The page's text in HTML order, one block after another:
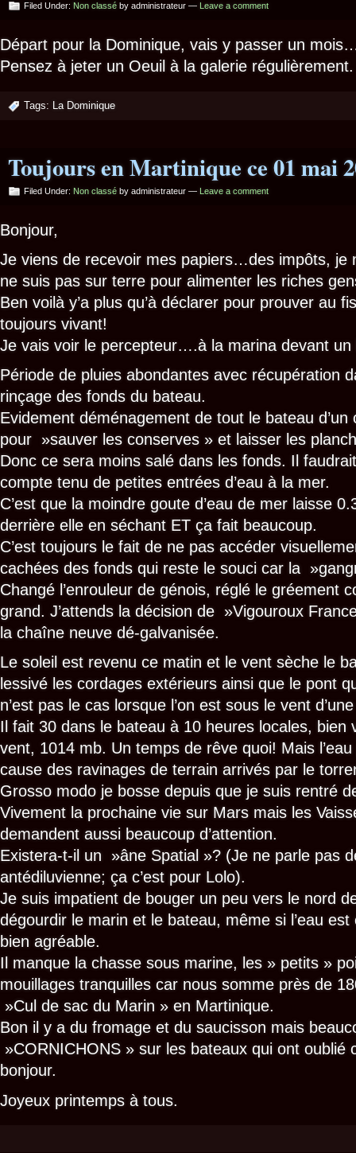
Filed Under: Non classé by administrateur — Leave a comment
Départ pour la Dominique, vais y passer un
Pensez à jeter un Oeuil à la galerie régulièrement.
Tags: La Dominique
Toujours en Martinique ce 01 mai
Filed Under: Non classé by administrateur — Leave a comment
Bonjour,
Je viens de recevoir mes papiers…des impôts, je
ne suis pas sur terre pour alimenter les riches
Ben voilà y’a plus qu’à déclarer pour prouver au
toujours vivant!
Je vais voir le percepteur….à la marina devant un
Période de pluies abondantes avec récupération
rinçage des fonds du bateau.
Evidement déménagement de tout le bateau d’un
pour »sauver les conserves » et laisser les
Donc ce sera moins salé dans les fonds. Il
compte tenu de petites entrées d’eau à la mer.
C’est que la moindre goute d’eau de mer laisse
derrière elle en séchant ET ça fait beaucoup.
C’est toujours le fait de ne pas accéder
cachées des fonds qui reste le souci car la
Changé l’enrouleur de génois, réglé le gréement
grand. J’attends la décision de »Vigouroux
la chaîne neuve dé-galvanisée.
Le soleil est revenu ce matin et le vent sèche le
lessivé les cordages extérieurs ainsi que le pont
n’est pas le cas lorsque l’on est sous le vent
Il fait 30 dans le bateau à 10 heures locales, bien
vent, 1014 mb. Un temps de rêve quoi! Mais
cause des ravinages de terrain arrivés par le
Grosso modo je bosse depuis que je suis rentré
Vivement la prochaine vie sur Mars mais les
demandent aussi beaucoup d’attention.
Existera-t-il un »âne Spatial »? (Je ne parle pas
antédiluvienne; ça c’est pour Lolo).
Je suis impatient de bouger un peu vers le nord
dégourdir le marin et le bateau, même si l’eau
bien agréable.
Il manque la chasse sous marine, les » petits »
mouillages tranquilles car nous somme près de
»Cul de sac du Marin » en Martinique.
Bon il y a du fromage et du saucisson mais
»CORNICHONS » sur les bateaux qui ont oublié
bonjour.
Joyeux printemps à tous.